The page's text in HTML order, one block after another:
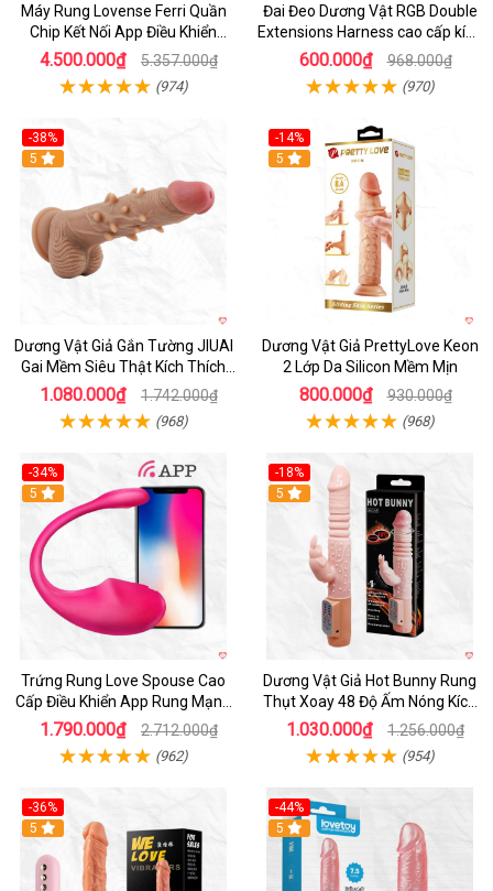
Máy Rung Lovense Ferri Quần
Chip Kết Nối App Điều Khiển
Thông Minh
4.500.000₫ 5.357.000₫
(974)
Đai Đeo Dương Vật RGB Double
Extensions Harness cao cấp kích
thích
600.000₫ 968.000₫
(970)
-38%
5
Dương Vật Giả Gắn Tường JIUAI
Gai Mềm Siêu Thật Kích Thích
Cực Đỉnh
1.080.000₫ 1.742.000₫
(968)
-14%
5
Dương Vật Giả PrettyLove Keon
2 Lớp Da Silicon Mềm Mịn
800.000₫ 930.000₫
(968)
-34%
5
Trứng Rung Love Spouse Cao
Cấp Điều Khiển App Rung Mạnh
Đa Chế Độ
1.790.000₫ 2.712.000₫
(962)
-18%
Hot
5
Dương Vật Giả Hot Bunny Rung
Thụt Xoay 48 Độ Ấm Nóng Kích
Thích
1.030.000₫ 1.256.000₫
(954)
-36%
5
-44%
Hot
5